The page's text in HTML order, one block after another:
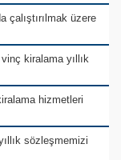
çalıştırılmak üzere
kiralama yıllık
hizmetleri
sözleşmemizi